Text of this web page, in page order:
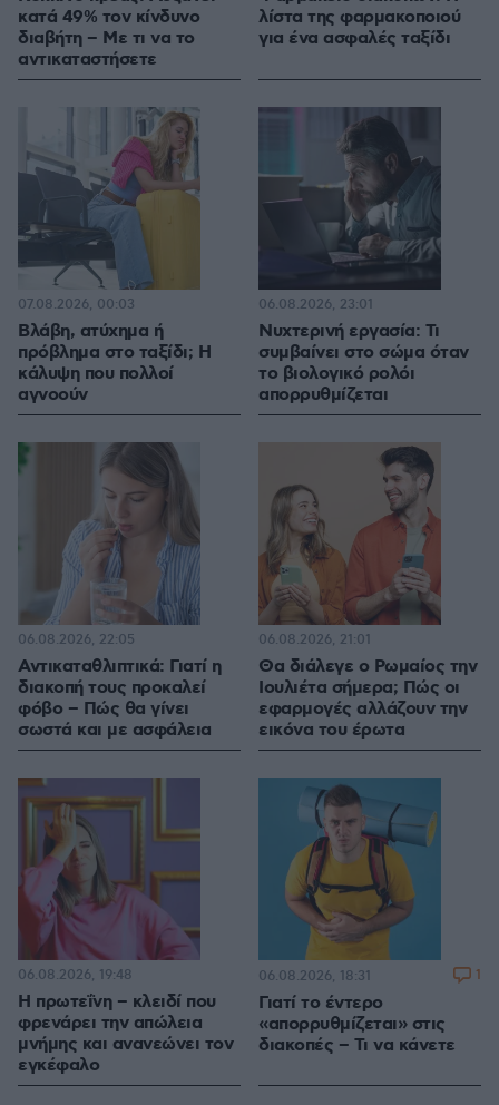
κατά 49% τον κίνδυνο
διαβήτη – Με τι να το
αντικαταστήσετε
λίστα της φαρμακοποιού
για ένα ασφαλές ταξίδι
Βλάβη, ατύχημα ή
πρόβλημα στο ταξίδι; Η
κάλυψη που πολλοί
αγνοούν
07.08.2026, 00:03
Νυχτερινή εργασία: Τι
συμβαίνει στο σώμα όταν
το βιολογικό ρολόι
απορρυθμίζεται
06.08.2026, 23:01
Αντικαταθλιπτικά: Γιατί η
διακοπή τους προκαλεί
φόβο – Πώς θα γίνει
σωστά και με ασφάλεια
06.08.2026, 22:05
Θα διάλεγε ο Ρωμαίος την
Ιουλιέτα σήμερα; Πώς οι
εφαρμογές αλλάζουν την
εικόνα του έρωτα
06.08.2026, 21:01
Η πρωτεΐνη – κλειδί που
φρενάρει την απώλεια
μνήμης και ανανεώνει τον
εγκέφαλο
06.08.2026, 19:48
Γιατί το έντερο
«απορρυθμίζεται» στις
διακοπές – Τι να κάνετε
06.08.2026, 18:31 1